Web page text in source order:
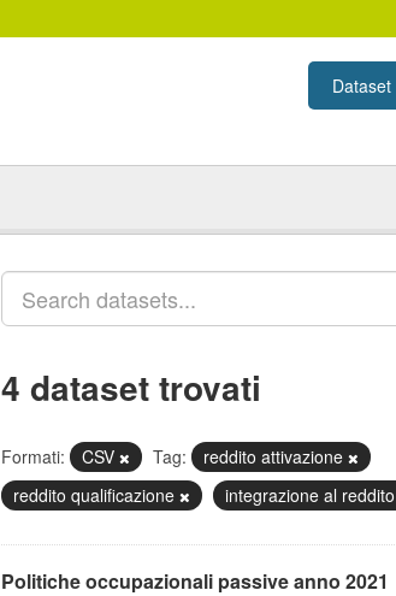
Dataset
4 dataset trovati
Formati: CSV Tag:
reddito attivazione
reddito qualificazione
integrazione al reddito
Politiche occupazionali passive anno 2021